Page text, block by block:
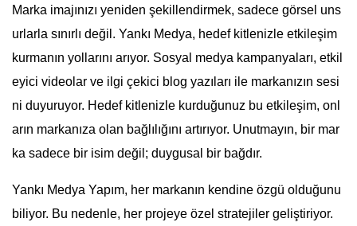
Marka imajınızı yeniden şekillendirmek, sadece görsel uns
urlarla sınırlı değil. Yankı Medya, hedef kitlenizle etkileşim
kurmanın yollarını arıyor. Sosyal medya kampanyaları, etkil
eyici videolar ve ilgi çekici blog yazıları ile markanızın sesi
ni duyuruyor. Hedef kitlenizle kurduğunuz bu etkileşim, onl
arın markanıza olan bağlılığını artırıyor. Unutmayın, bir mar
ka sadece bir isim değil; duygusal bir bağdır.
Yankı Medya Yapım, her markanın kendine özgü olduğunu
biliyor. Bu nedenle, her projeye özel stratejiler geliştiriyor.